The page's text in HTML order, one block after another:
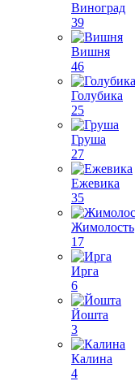
Виноград
39
Вишня
46
Голубика
25
Груша
27
Ежевика
35
Жимолость
17
Ирга
6
Йошта
3
Калина
4